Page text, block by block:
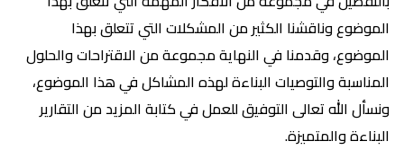
الموضوع وناقشنا الكثير من المشكلات التي تتعلق بهذا
الموضوع، وقدمنا في النهاية مجموعة من الاقتراحات والحلول
المناسبة والتوصيات البناءة لهذه المشاكل في هذا الموضوع،
ونسأل الله تعالى التوفيق للعمل في كتابة المزيد من التقارير
البناءة والمتميزة.